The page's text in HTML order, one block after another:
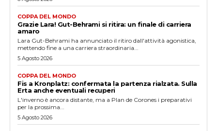
COPPA DEL MONDO
Grazie Lara! Gut-Behrami si ritira: un finale di carriera
amaro
Lara Gut-Behrami ha annunciato il ritiro dall'attività agonistica,
mettendo fine a una carriera straordinaria...
5 Agosto 2026
COPPA DEL MONDO
Fis a Kronplatz: confermata la partenza rialzata. Sulla
Erta anche eventuali recuperi
L'inverno è ancora distante, ma a Plan de Corones i preparativi
per la prossima...
5 Agosto 2026